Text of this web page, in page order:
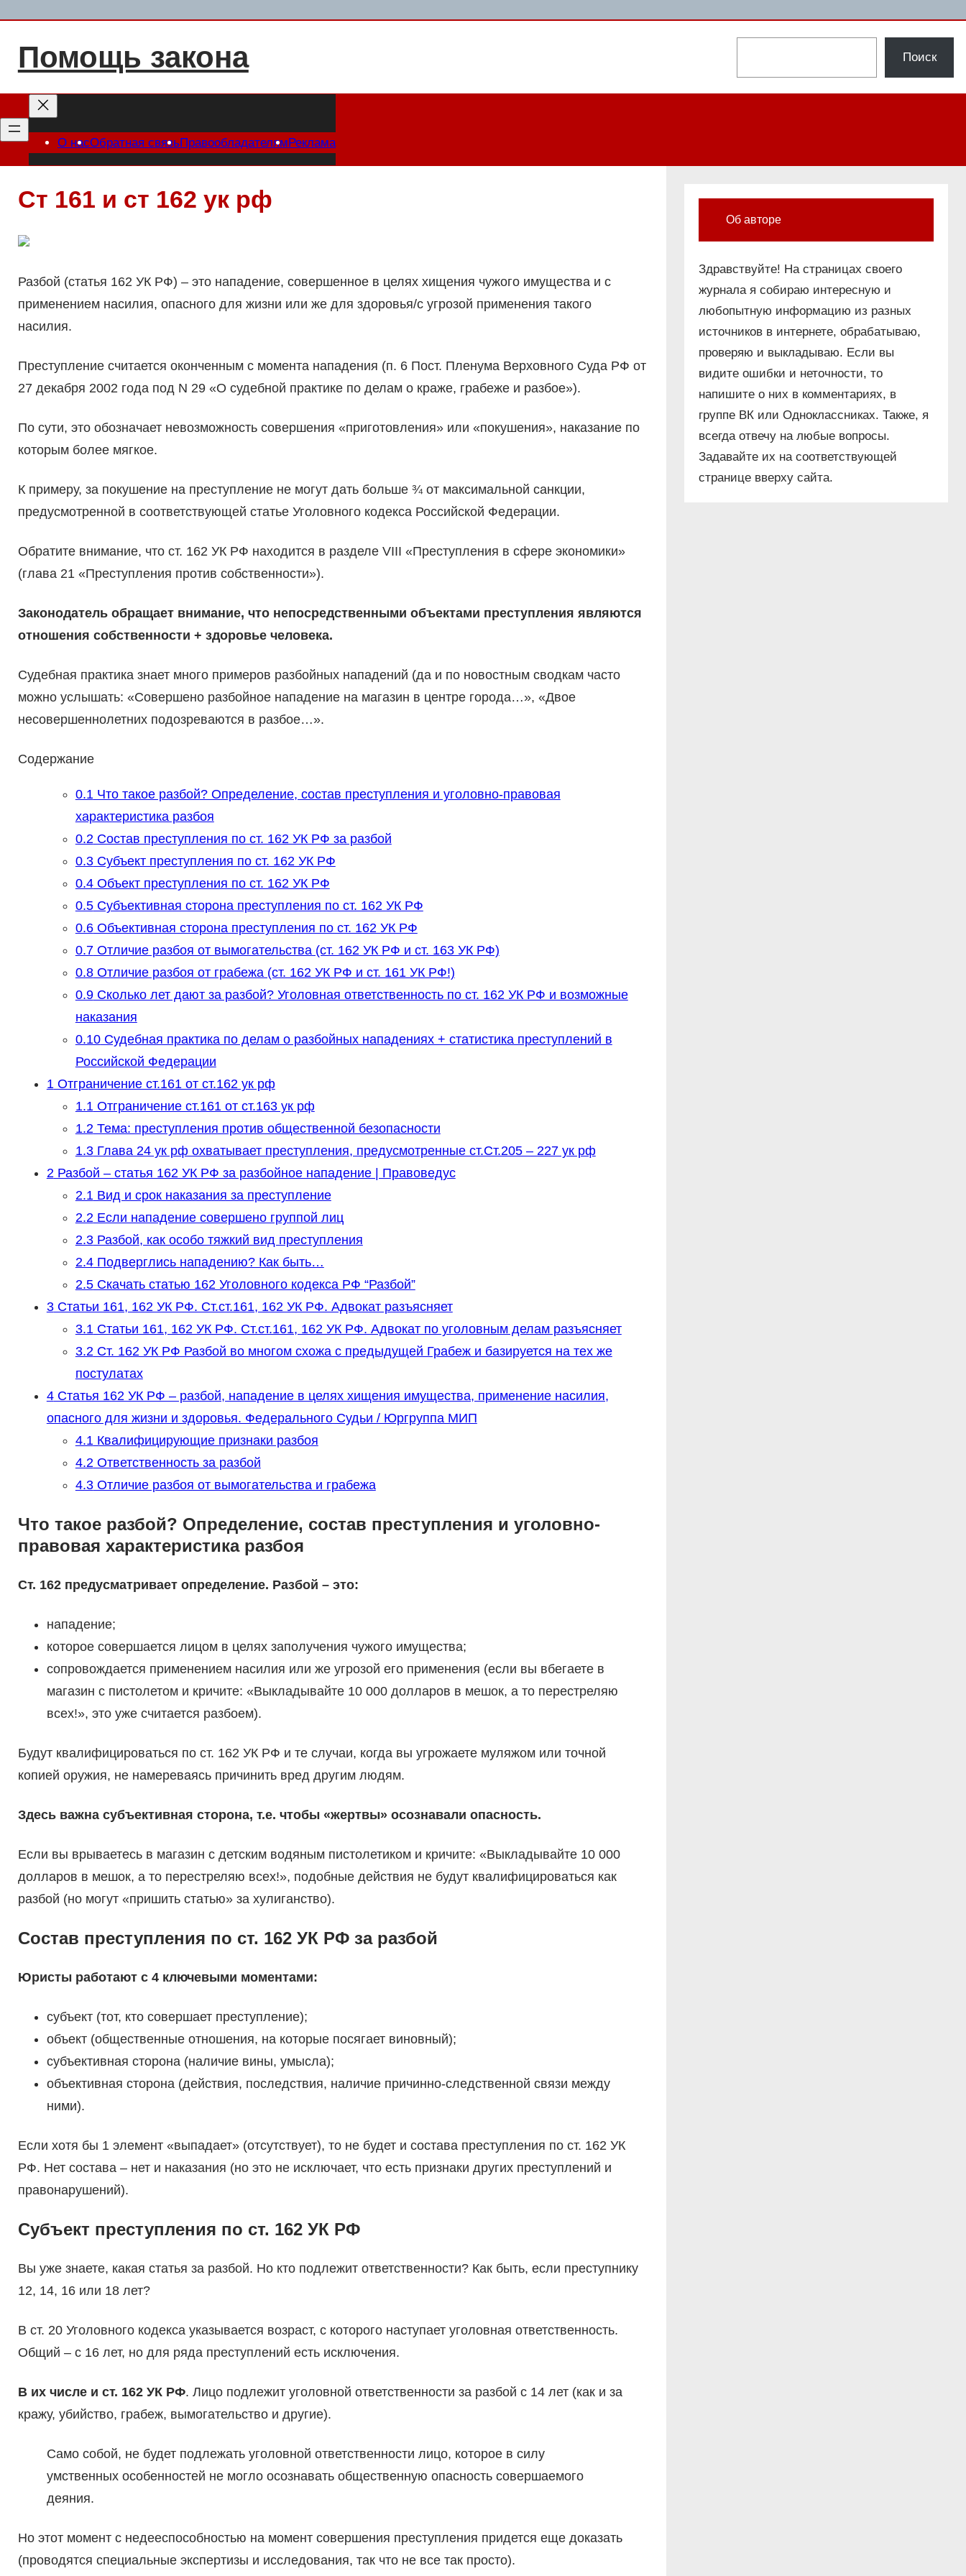
содержимому
Помощь закона Поиск
О насОбратная связьПравообладателям Реклама
Ст 161 и ст 162 ук рф
Разбой (статья 162 УК РФ) – это нападение, совершенное в целях хищения чужого имущества и с
применением насилия, опасного для жизни или же для здоровья/с угрозой применения такого
насилия.
Преступление считается оконченным с момента нападения (п. 6 Пост. Пленума Верховного Суда РФ от
27 декабря 2002 года под N 29 «О судебной практике по делам о краже, грабеже и разбое»).
По сути, это обозначает невозможность совершения «приготовления» или «покушения», наказание по
которым более мягкое.
К примеру, за покушение на преступление не могут дать больше ¾ от максимальной санкции,
предусмотренной в соответствующей статье Уголовного кодекса Российской Федерации.
Обратите внимание, что ст. 162 УК РФ находится в разделе VIII «Преступления в сфере экономики»
(глава 21 «Преступления против собственности»).
Законодатель обращает внимание, что непосредственными объектами преступления являются
отношения собственности + здоровье человека.
Судебная практика знает много примеров разбойных нападений (да и по новостным сводкам часто
можно услышать: «Совершено разбойное нападение на магазин в центре города…», «Двое
несовершеннолетних подозреваются в разбое…».
Содержание
0.1Что такое разбой? Определение, состав преступления и уголовно-правовая
характеристика разбоя
0.2Состав преступления по ст. 162 УК РФ за разбой
0.3Субъект преступления по ст. 162 УК РФ
0.4Объект преступления по ст. 162 УК РФ
0.5Субъективная сторона преступления по ст. 162 УК РФ
0.6Объективная сторона преступления по ст. 162 УК РФ
0.7Отличие разбоя от вымогательства (ст. 162 УК РФ и ст. 163 УК РФ)
0.8Отличие разбоя от грабежа (ст. 162 УК РФ и ст. 161 УК РФ!)
0.9Сколько лет дают за разбой? Уголовная ответственность по ст. 162 УК РФ и возможные
наказания
0.10Судебная практика по делам о разбойных нападениях + статистика преступлений в
Российской Федерации
1Отграничение ст.161 от ст.162 ук рф
1.1Отграничение ст.161 от ст.163 ук рф
1.2Тема: преступления против общественной безопасности
1.3Глава 24 ук рф охватывает преступления, предусмотренные ст.Ст.205 – 227 ук рф
2Разбой – статья 162 УК РФ за разбойное нападение | Правоведус
2.1Вид и срок наказания за преступление
2.2Если нападение совершено группой лиц
2.3Разбой, как особо тяжкий вид преступления
2.4Подверглись нападению? Как быть…
2.5Скачать статью 162 Уголовного кодекса РФ “Разбой”
3Статьи 161, 162 УК РФ. Ст.ст.161, 162 УК РФ. Адвокат разъясняет
3.1Статьи 161, 162 УК РФ. Ст.ст.161, 162 УК РФ. Адвокат по уголовным делам разъясняет
3.2Ст. 162 УК РФ Разбой во многом схожа с предыдущей Грабеж и базируется на тех же
постулатах
4Статья 162 УК РФ – разбой, нападение в целях хищения имущества, применение насилия,
опасного для жизни и здоровья. Федерального Судьи / Юргруппа МИП
4.1Квалифицирующие признаки разбоя
4.2Ответственность за разбой
4.3Отличие разбоя от вымогательства и грабежа
Что такое разбой? Определение, состав преступления и уголовно-
правовая характеристика разбоя
Ст. 162 предусматривает определение. Разбой – это:
нападение;
которое совершается лицом в целях заполучения чужого имущества;
сопровождается применением насилия или же угрозой его применения (если вы вбегаете в
магазин с пистолетом и кричите: «Выкладывайте 10 000 долларов в мешок, а то перестреляю
всех!», это уже считается разбоем).
Будут квалифицироваться по ст. 162 УК РФ и те случаи, когда вы угрожаете муляжом или точной
копией оружия, не намереваясь причинить вред другим людям.
Здесь важна субъективная сторона, т.е. чтобы «жертвы» осознавали опасность.
Если вы врываетесь в магазин с детским водяным пистолетиком и кричите: «Выкладывайте 10 000
долларов в мешок, а то перестреляю всех!», подобные действия не будут квалифицироваться как
разбой (но могут «пришить статью» за хулиганство).
Состав преступления по ст. 162 УК РФ за разбой
Юристы работают с 4 ключевыми моментами:
субъект (тот, кто совершает преступление);
объект (общественные отношения, на которые посягает виновный);
субъективная сторона (наличие вины, умысла);
объективная сторона (действия, последствия, наличие причинно-следственной связи между
ними).
Если хотя бы 1 элемент «выпадает» (отсутствует), то не будет и состава преступления по ст. 162 УК
РФ. Нет состава – нет и наказания (но это не исключает, что есть признаки других преступлений и
правонарушений).
Субъект преступления по ст. 162 УК РФ
Вы уже знаете, какая статья за разбой. Но кто подлежит ответственности? Как быть, если преступнику
12, 14, 16 или 18 лет?
В ст. 20 Уголовного кодекса указывается возраст, с которого наступает уголовная ответственность.
Общий – с 16 лет, но для ряда преступлений есть исключения.
В их числе и ст. 162 УК РФ. Лицо подлежит уголовной ответственности за разбой с 14 лет (как и за
кражу, убийство, грабеж, вымогательство и другие).
Само собой, не будет подлежать уголовной ответственности лицо, которое в силу
умственных особенностей не могло осознавать общественную опасность совершаемого
деяния.
Но этот момент с недееспособностью на момент совершения преступления придется еще доказать
(проводятся специальные экспертизы и исследования, так что не все так просто).
Об авторе
Здравствуйте! На страницах своего
журнала я собираю интересную и
любопытную информацию из разных
источников в интернете, обрабатываю,
проверяю и выкладываю. Если вы
видите ошибки и неточности, то
напишите о них в комментариях, в
группе ВК или Одноклассниках. Также, я
всегда отвечу на любые вопросы.
Задавайте их на соответствующей
странице вверху сайта.